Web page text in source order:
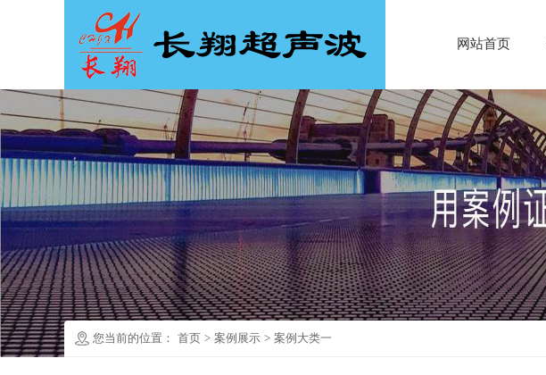
网站首页
您当前的位置： 首页 > 案例展示 > 案例大类一